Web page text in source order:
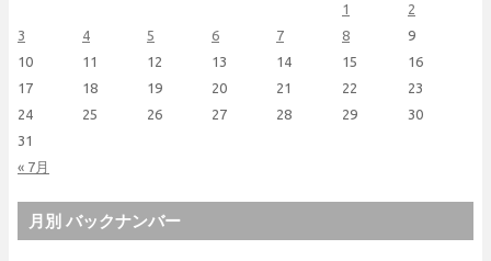
« 7月
1
2
3
4 5 6 7 8
9
10
11 12 13 14 15
16
17
18 19 20 21 22
23
24
25 26 27 28 29
30
31
月別 バックナンバー